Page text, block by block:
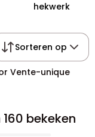
hekwerk
Sorteren op
Vente-unique
bekeken